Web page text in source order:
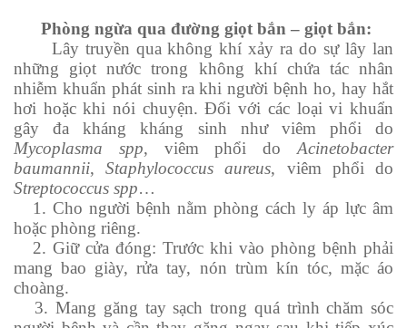
Phòng ngừa qua đường giọt bắn – giọt bắn:
Lây truyền qua không khí xảy ra do sự lây lan
những giọt nước trong không khí chứa tác nhân
nhiễm khuẩn phát sinh ra khi người bệnh ho, hay hắt
hơi hoặc khi nói chuyện. Đối với các loại vi khuẩn
gây đa kháng kháng sinh như viêm phổi do
Mycoplasma spp, viêm phổi doAcinetobacter
baumannii,Staphylococcus aureus, viêm phổi do
Streptococcus spp…
1. Cho người bệnh nằm phòng cách ly áp lực âm
hoặc phòng riêng.
2. Giữ cửa đóng: Trước khi vào phòng bệnh phải
mang bao giày, rửa tay, nón trùm kín tóc, mặc áo
choàng.
3. Mang găng tay sạch trong quá trình chăm sóc